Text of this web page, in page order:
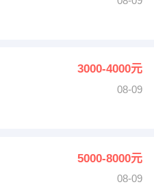
3000-4000元
08-09
5000-8000元
08-09